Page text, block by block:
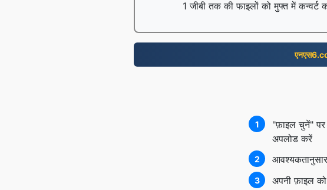
1 जीबी तक की फाइलों को मुफ्त में
1
"फ़ाइल चुनें"
अपलोड करें
2
3 अपनी फ़ाइल